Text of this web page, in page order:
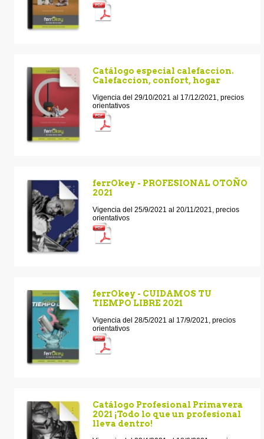
Catálogo especial calefaccion.
Calefaccion, confort, hogar
Vigencia del 29/10/2021 al 17/12/2021, precios
orientativos
ferrOkey - PROFESIONAL OTOÑO
2021
Vigencia del 25/9/2021 al 20/11/2021, precios
orientativos
ferrOkey - CUIDAMOS TU
TIEMPO LIBRE 2021
Vigencia del 28/5/2021 al 17/9/2021, precios
orientativos
Catálogo Profesional Primavera
2021 ¡Todo lo que un profesional
lleva dentro!